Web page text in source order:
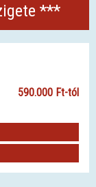
***
590.000 Ft-tól